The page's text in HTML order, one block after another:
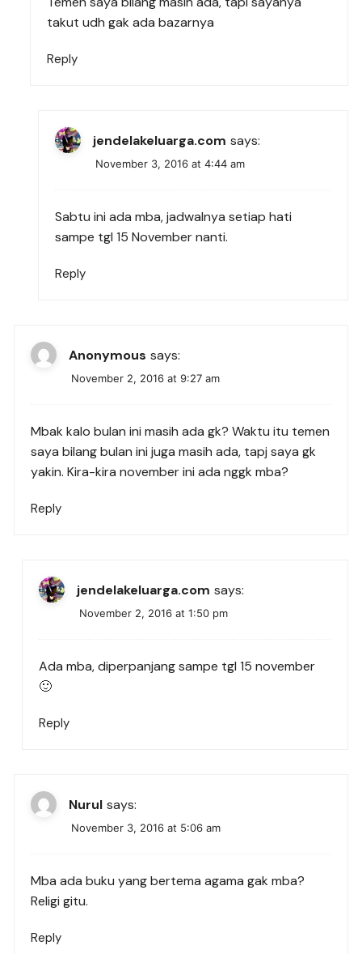
takut udh gak ada bazarnya
Reply
jendelakeluarga.com says:
November 3, 2016 at 4:44 am
Sabtu ini ada mba, jadwalnya setiap hati
sampe tgl 15 November nanti.
Reply
Anonymous says:
November 2, 2016 at 9:27 am
Mbak kalo bulan ini masih ada gk? Waktu itu temen
saya bilang bulan ini juga masih ada, tapj saya gk
yakin. Kira-kira november ini ada nggk mba?
Reply
jendelakeluarga.com says:
November 2, 2016 at 1:50 pm
Ada mba, diperpanjang sampe tgl 15 november
🙂
Reply
Nurul says:
November 3, 2016 at 5:06 am
Mba ada buku yang bertema agama gak mba?
Religi gitu.
Reply